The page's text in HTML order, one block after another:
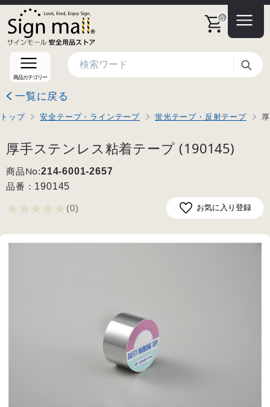
0
商品カテゴリー
検索
一覧に戻る
トップ 安全テープ・ラインテープ 蛍光テープ・反射テープ
厚手ステンレス粘着テープ (190145)
商品No:214-6001-2657
品番： 190145
(0) お気に入り登録